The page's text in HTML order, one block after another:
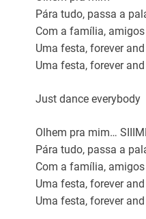
Pára tudo, passa a
Com a família,
Uma festa, forever
Uma festa, forever
Just dance everybody
Olhem pra mim…
Pára tudo, passa a
Com a família,
Uma festa, forever
Uma festa, forever